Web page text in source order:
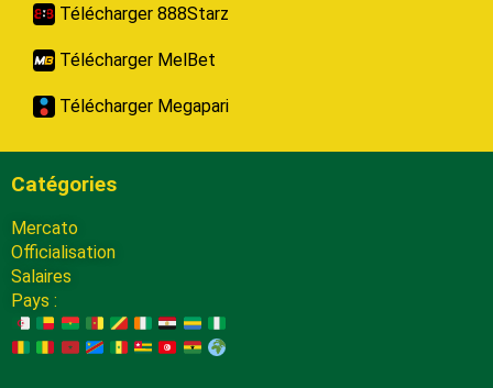
Télécharger 888Starz
Télécharger MelBet
Télécharger Megapari
Catégories
Mercato
Officialisation
Salaires
Pays :